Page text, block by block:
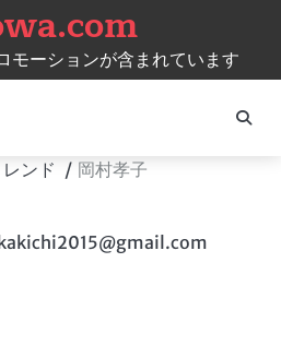
モーションが含まれています
ンド 岡村孝子